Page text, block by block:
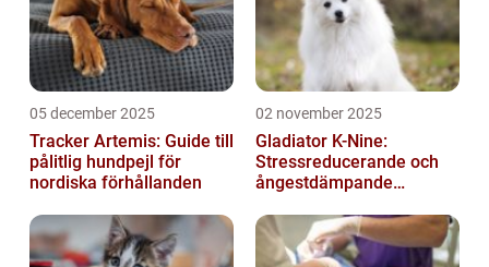
05 december 2025
Tracker Artemis: Guide till
pålitlig hundpejl för
nordiska förhållanden
02 november 2025
Gladiator K-Nine:
Stressreducerande och
ångestdämpande